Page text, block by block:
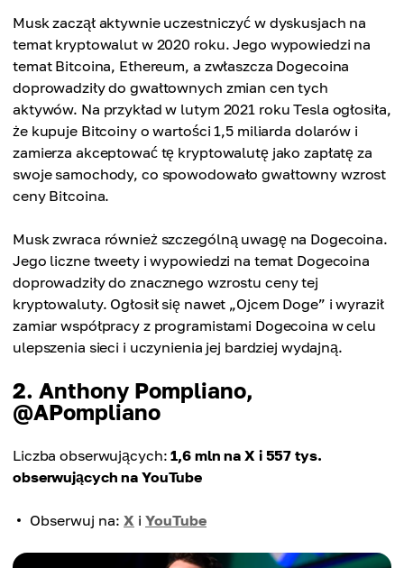
Musk zaczął aktywnie uczestniczyć w dyskusjach na
temat kryptowalut w 2020 roku. Jego wypowiedzi na
temat Bitcoina, Ethereum, a zwłaszcza Dogecoina
doprowadziły do ​​gwałtownych zmian cen tych
aktywów. Na przykład w lutym 2021 roku Tesla ogłosiła,
że ​​kupuje Bitcoiny o wartości 1,5 miliarda dolarów i
zamierza akceptować tę kryptowalutę jako zapłatę za
swoje samochody, co spowodowało gwałtowny wzrost
ceny Bitcoina.
Musk zwraca również szczególną uwagę na Dogecoina.
Jego liczne tweety i wypowiedzi na temat Dogecoina
doprowadziły do ​​znacznego wzrostu ceny tej
kryptowaluty. Ogłosił się nawet „Ojcem Doge” i wyraził
zamiar współpracy z programistami Dogecoina w celu
ulepszenia sieci i uczynienia jej bardziej wydajną.
2. Anthony Pompliano,
@APompliano
Liczba obserwujących:1,6 mln na X i 557 tys.
obserwujących na YouTube
Obserwuj na: X i YouTube